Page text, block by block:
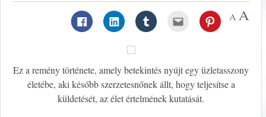
Ez a remény története, amely betekintés nyújt egy üzletasszony
életébe, aki később szerzetesnőnek állt, hogy teljesítse a
küldetését, az élet értelmének kutatását.